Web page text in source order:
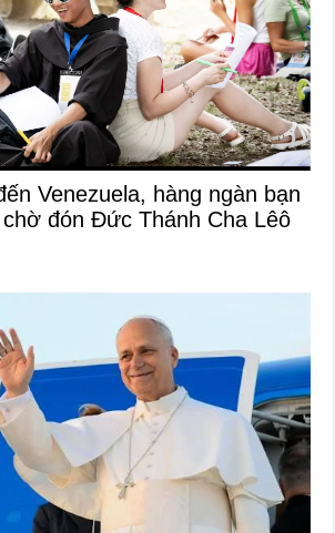
Venezuela, hàng ngàn bạn
đón Đức Thánh Cha Lêô